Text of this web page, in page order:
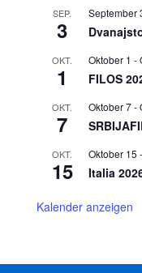
SEP.
3
September
OKT.
1
Oktober 1 -
FILOS
OKT.
7
Oktober 7-
OKT.
15
Oktober 15 -
Italia
Kalender anzeigen